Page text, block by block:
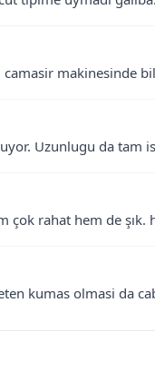
makinesinde
Uzunlugu da tam
çok rahat hem de
kumas olmasi da